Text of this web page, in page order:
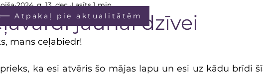
jaunai dzīvei
2024. g. 13. dec. Lasīts 1 min
mans ceļabiedr!
ka esi atvēris šo mājas lapu un esi uz kādu brīdi
Atpakaļ pie aktualitātēm